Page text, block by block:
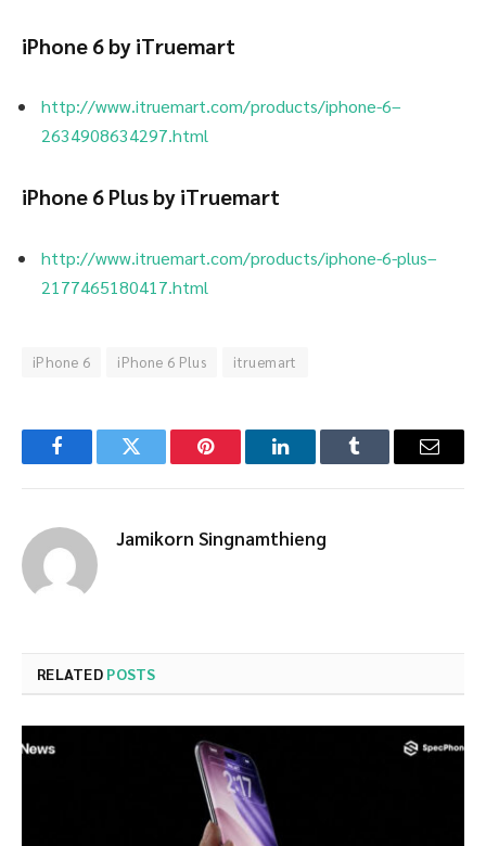
iPhone 6 by iTruemart
http://www.itruemart.com/products/iphone-6–
2634908634297.html
iPhone 6 Plus by iTruemart
http://www.itruemart.com/products/iphone-6-plus–
2177465180417.html
iPhone 6 iPhone 6 Plus itruemart
FacebookTwitter Pinterest LinkedInTumblr Email
Jamikorn Singnamthieng
RELATED POSTS